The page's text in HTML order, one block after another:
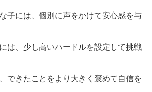
子には、個別に声をかけて安心感を与
は、少し高いハードルを設定して挑戦
できたことをより大きく褒めて自信を